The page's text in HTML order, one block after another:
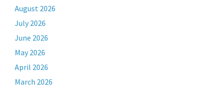
August 2026
July 2026
June 2026
May 2026
April 2026
March 2026